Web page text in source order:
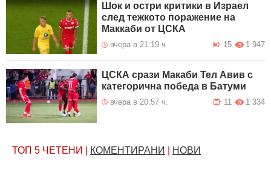
Шок и остри критики в Израел
след тежкото поражение на
Маккаби от ЦСКА
вчера в 21:19 ч. 1 947
15
ЦСКА срази Макаби Тел Авив с
категорична победа в Батуми
вчера в 20:57 ч. 1 334
11
ТОП 5 ЧЕТЕНИ КОМЕНТИРАНИ НОВИ